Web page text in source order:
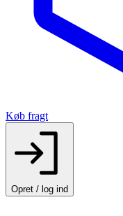
Køb fragt
Opret / log ind